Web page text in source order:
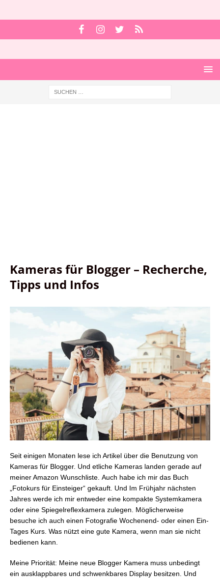
Kameras für Blogger – Recherche,
Tipps und Infos
Seit einigen Monaten lese ich Artikel über die Benutzung von
Kameras für Blogger. Und etliche Kameras landen gerade auf
meiner Amazon Wunschliste. Auch habe ich mir das Buch
„Fotokurs für Einsteiger“ gekauft. Und Im Frühjahr nächsten
Jahres werde ich mir entweder eine kompakte Systemkamera
oder eine Spiegelreflexkamera zulegen. Möglicherweise
besuche ich auch einen Fotografie Wochenend- oder einen Ein-
Tages Kurs. Was nützt eine gute Kamera, wenn man sie nicht
bedienen kann.
Meine Priorität: Meine neue Blogger Kamera muss unbedingt
ein ausklappbares und schwenkbares Display besitzen. Und